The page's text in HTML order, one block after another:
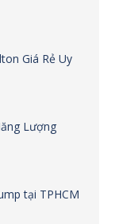
Giá Rẻ Uy
Lượng
tại TPHCM